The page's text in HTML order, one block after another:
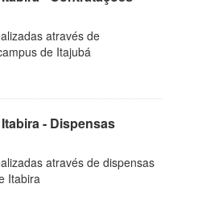
através de
de Itajubá
- Dispensas
através de dispensas
Itabira